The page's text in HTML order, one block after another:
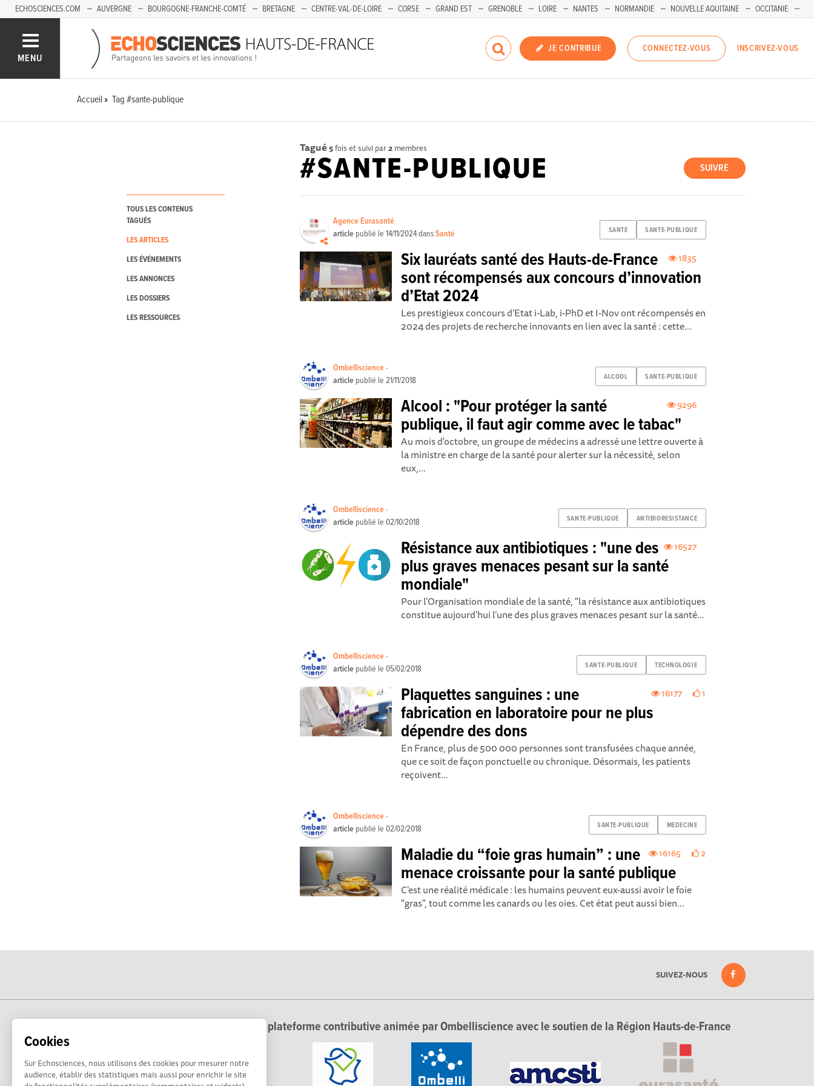
Cookies
Sur Echosciences, nous utilisons des cookies pour mesurer notre
audience, établir des statistiques mais aussi pour enrichir le site
ECHOSCIENCES.COM AUVERGNE BOURGOGNE-FRANCHE-COMTÉ BRETAGNE CENTRE-VAL-DE-LOIRE CORSE GRAND EST GRENOBLE LOIRE NANTES NORMANDIE NOUVELLE AQUITAINE
OCCITANIE
SAVOIE MONT-BLANC
MENU
JE CONTRIBUE CONNECTEZ-VOUS INSCRIVEZ-VOUS
Accueil Tag #sante-publique
TOUS LES CONTENUS
TAGUÉS
LES ARTICLES
LES ÉVÉNEMENTS
LES ANNONCES
LES DOSSIERS
LES RESSOURCES
Tagué 5fois et suivi par2 membres
SUIVRE
#SANTE-PUBLIQUE
SANTE SANTE-PUBLIQUE
Agence Eurasanté
article publié le14/11/2024dansSanté
1835
Six lauréats santé des Hauts-de-France
sont récompensés aux concours d’innovation
d’Etat 2024
Les prestigieux concours d’Etat i-Lab, i-PhD et I-Nov ont récompensés en
2024 des projets de recherche innovants en lien avec la santé : cette...
ALCOOL SANTE-PUBLIQUE
Ombelliscience -
article publié le21/11/2018
9296
Alcool : "Pour protéger la santé
publique, il faut agir comme avec le tabac"
Au mois d'octobre, un groupe de médecins a adressé une lettre ouverte à
la ministre en charge de la santé pour alerter sur la nécessité, selon
eux,...
SANTE-PUBLIQUE ANTIBIORESISTANCE
Ombelliscience -
article publié le02/10/2018
16527
Résistance aux antibiotiques : "une des
plus graves menaces pesant sur la santé
mondiale"
Pour l'Organisation mondiale de la santé, "la résistance aux antibiotiques
constitue aujourd'hui l’une des plus graves menaces pesant sur la santé...
SANTE-PUBLIQUE TECHNOLOGIE
Ombelliscience -
article publié le05/02/2018
16177 1
Plaquettes sanguines : une
fabrication en laboratoire pour ne plus
dépendre des dons
En France, plus de 500 000 personnes sont transfusées chaque année,
que ce soit de façon ponctuelle ou chronique. Désormais, les patients
reçoivent...
SANTE-PUBLIQUE MEDECINE
Ombelliscience -
article publié le02/02/2018
16165 2
Maladie du “foie gras humain” : une
menace croissante pour la santé publique
C'est une réalité médicale : les humains peuvent eux-aussi avoir le foie
"gras", tout comme les canards ou les oies. Cet état peut aussi bien...
SUIVEZ-NOUS
Echosciences Hauts-de-France est une plateforme contributive animée par Ombelliscience avec le soutien de la Région Hauts-de-France